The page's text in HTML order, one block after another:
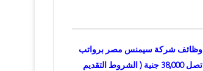
وظائف شركة سيمنس مصر برواتب
تصل 38,000 جنية ( الشروط التقديم